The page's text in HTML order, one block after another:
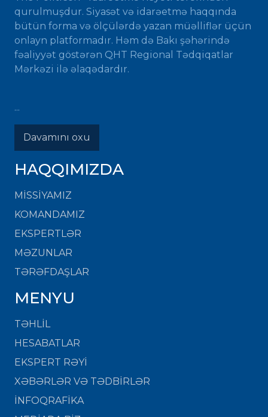
qurulmuşdur. Siyasət və idarəetmə haqqında
bütün forma və ölçülərdə yazan müəlliflər üçün
onlayn platformadır. Həm də Bakı şəhərində
fəaliyyət göstərən QHT Regional Tədqiqatlar
Mərkəzi ilə əlaqədardır.
...
Davamını oxu
HAQQIMIZDA
MISSIYAMIZ
KOMANDAMIZ
EKSPERTLƏR
MƏZUNLAR
TƏRƏFDAŞLAR
MENYU
TƏHLİL
HESABATLAR
EKSPERT RƏYİ
XƏBƏRLƏR VƏ TƏDBİRLƏR
İNFOQRAFİKA